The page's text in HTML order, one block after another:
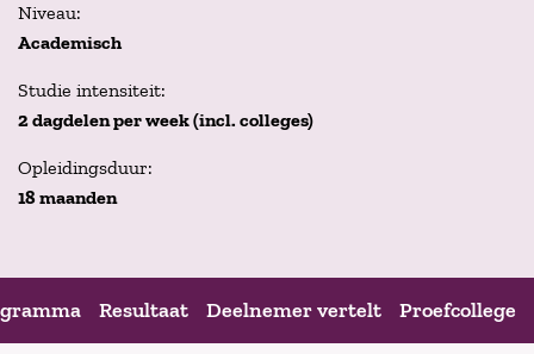
Niveau:
Academisch
Studie intensiteit:
2 dagdelen per week (incl. colleges)
Opleidingsduur:
18 maanden
Resultaat Deelnemer vertelt Proefcollege